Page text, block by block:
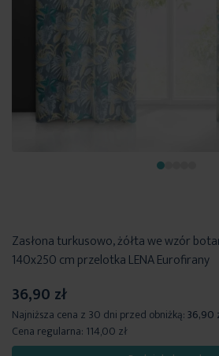
Zasłona turkusowo, żółta we wzór
140x250 cm przelotka LENA Eurofirany
36,90 zł
Najniższa cena z 30 dni przed obniżką:36,90
Cena regularna: 114,00 zł